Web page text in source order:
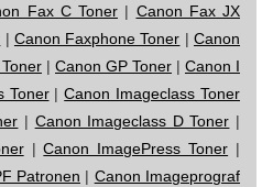
Fax C Toner | Canon Fax JX
| Canon Faxphone Toner |Canon
| Canon GP Toner | Canon I
Toner|Canon Imageclass Toner
| Canon Imageclass D Toner |
|Canon ImagePress Toner |
Patronen | Canon Imageprograf